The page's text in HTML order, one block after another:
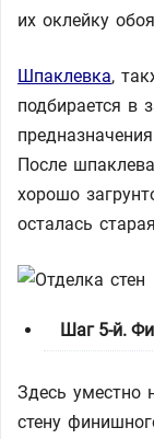
их оклейку
Шпаклевка,
подбирается в
После
хорошо
осталась
Шаг 5-й.
Здесь уместно
стену